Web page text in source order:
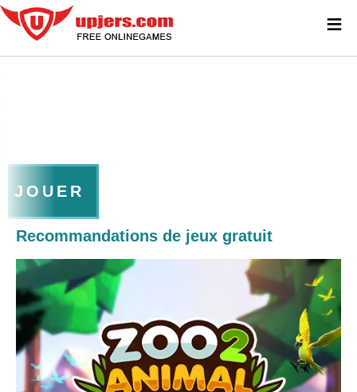
JOUER
Recommandations de jeux gratuit
≡